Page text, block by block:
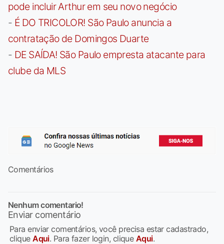
pode incluir Arthur em seu novo negócio
- É DO TRICOLOR! São Paulo anuncia a
contratação de Domingos Duarte
- DE SAÍDA! São Paulo empresta atacante para
clube da MLS
Comentários
Nenhum comentario!
Enviar comentário
Para enviar comentários, você precisa estar cadastrado,
cliqueAqui. Para fazer login, clique Aqui.